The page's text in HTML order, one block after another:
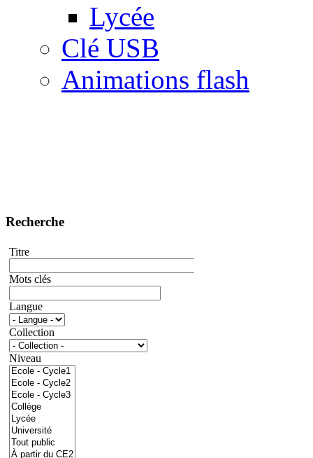
Lycée
Clé USB
Animations flash
Recherche
Titre
Mots clés
Langue
Collection
Niveau